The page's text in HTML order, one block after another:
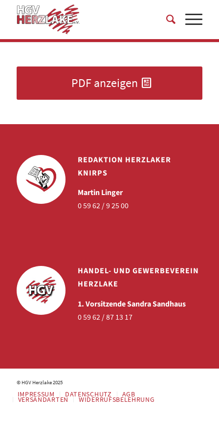
PDF anzeigen
REDAKTION HERZLAKER
KNIRPS
Martin Linger
0 59 62 / 9 25 00
HANDEL- UND GEWERBEVEREIN
HERZLAKE
1. Vorsitzende Sandra Sandhaus
0 59 62 / 87 13 17
© HGV Herzlake 2025
IMPRESSUM DATENSCHUTZ AGB
VERSANDARTEN WIDERRUFSBELEHRUNG